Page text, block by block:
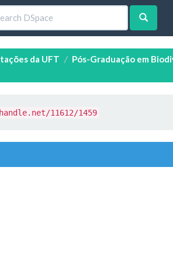
da UFT
Pós-Graduação em
11612/1459